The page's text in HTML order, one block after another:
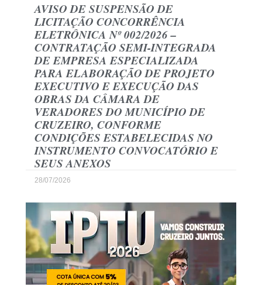
AVISO DE SUSPENSÃO DE
LICITAÇÃO CONCORRÊNCIA
ELETRÔNICA Nº 002/2026 –
CONTRATAÇÃO SEMI-INTEGRADA
DE EMPRESA ESPECIALIZADA
PARA ELABORAÇÃO DE PROJETO
EXECUTIVO E EXECUÇÃO DAS
OBRAS DA CÂMARA DE
VERADORES DO MUNICÍPIO DE
CRUZEIRO, CONFORME
CONDIÇÕES ESTABELECIDAS NO
INSTRUMENTO CONVOCATÓRIO E
SEUS ANEXOS
28/07/2026